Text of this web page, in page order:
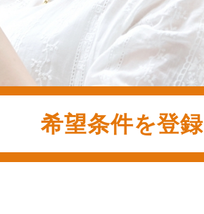
希望条件を登録